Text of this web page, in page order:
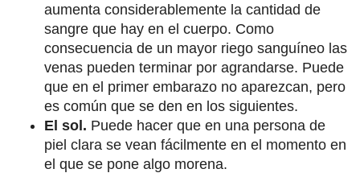
aumenta considerablemente la cantidad de
sangre que hay en el cuerpo. Como
consecuencia de un mayor riego sanguíneo las
venas pueden terminar por agrandarse. Puede
que en el primer embarazo no aparezcan, pero
es común que se den en los siguientes.
El sol. Puede hacer que en una persona de
piel clara se vean fácilmente en el momento en
el que se pone algo morena.